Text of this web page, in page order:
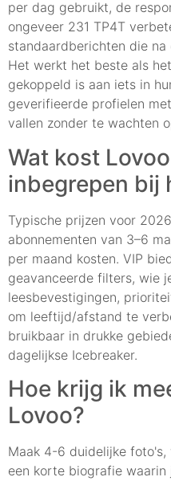
per dag gebruikt, de
ongeveer 231 TP4T
standaardberichten die
Het werkt het beste als
gekoppeld is aan iets in
geverifieerde profielen
vallen zonder te wachten
Wat kost
inbegrepen bij
Typische prijzen voor
abonnementen van 3–6
per maand kosten. VIP
geavanceerde filters, wie
leesbevestigingen,
om leeftijd/afstand te
bruikbaar in drukke
dagelijkse Icebreaker.
Hoe krijg ik
Lovoo?
Maak 4-6 duidelijke
een korte biografie